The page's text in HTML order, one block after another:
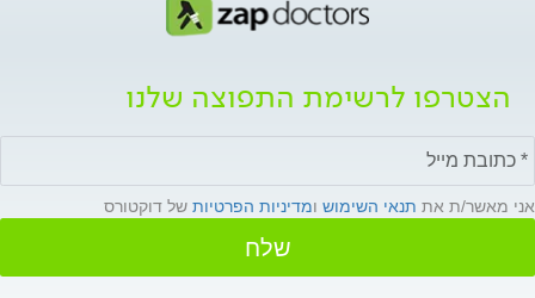
הצטרפו לרשימת התפוצה שלנו
אני מאשר/ת את תנאי השימוש ומדיניות הפרטיות של דוקטורס
שלח